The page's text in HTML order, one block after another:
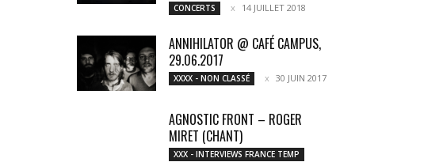
CONCERTS 14 JUILLET 2018
ANNIHILATOR @ CAFÉ CAMPUS,
29.06.2017
XXXX - NON CLASSÉ 30 JUIN 2017
AGNOSTIC FRONT – ROGER
MIRET (CHANT)
XXX - INTERVIEWS FRANCE TEMP